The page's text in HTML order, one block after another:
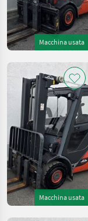
Macchina usata
Macchina usata